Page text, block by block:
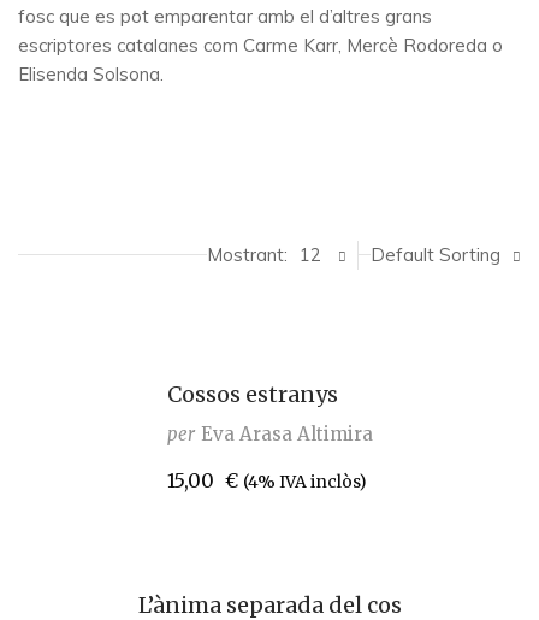
fosc que es pot emparentar amb el d’altres grans
escriptores catalanes com Carme Karr, Mercè Rodoreda o
Elisenda Solsona.
Default Sorting
Mostrant: 12
Cossos estranys
per Eva Arasa Altimira
15,00 € (4% IVA inclòs)
L’ànima separada del cos